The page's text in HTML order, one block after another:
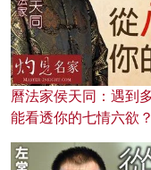
曆法家侯天同：遇到
能看透你的七情六欲？